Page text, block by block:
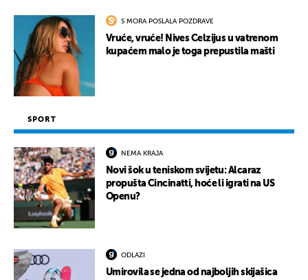
S MORA POSLALA POZDRAVE
Vruće, vruće! Nives Celzijus u vatrenom
kupaćem malo je toga prepustila mašti
SPORT
NEMA KRAJA
Novi šok u teniskom svijetu: Alcaraz
propušta Cincinatti, hoće li igrati na US
Openu?
ODLAZI
Umirovila se jedna od najboljih skijašica